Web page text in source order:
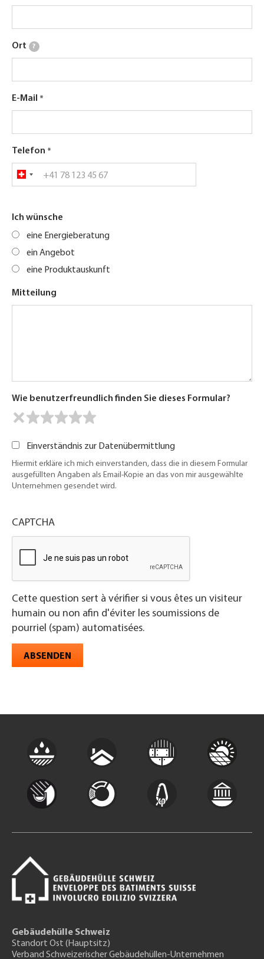
Ort ?
E-Mail
Telefon
Ich wünsche
eine Energieberatung
ein Angebot
eine Produktauskunft
Mitteilung
Wie benutzerfreundlich finden Sie dieses Formular?
Einverständnis zur Datenübermittlung
Hiermit erkläre ich mich einverstanden, dass die in diesem Formular
ausgefüllten Angaben als Email-Kopie an das von mir ausgewählte
Unternehmen gesendet wird.
CAPTCHA
Cette question sert à vérifier si vous êtes un visiteur
humain ou non afin d'éviter les soumissions de
pourriel (spam) automatisées.
ABSENDEN
Gebäudehülle Schweiz
Standort Ost (Hauptsitz)
Verband Schweizerischer Gebäudehüllen-Unternehmen